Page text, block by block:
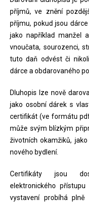
příjmů, ve znění
příjmu, pokud jsou
jako například manžel
vnoučata, sourozenci,
tuto daň odvést či
dárce a obdarovaného
Dluhopis lze nově
jako osobní dárek s
certifikát (ve formátu
může svým blízkým
životních okamžiků,
nového bydlení.
Certifikáty jsou
elektronického
vystavení probíhá